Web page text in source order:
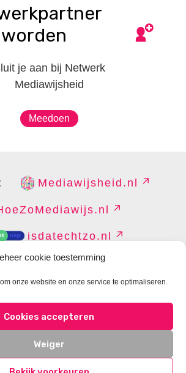
cookie toestemming
onze website en onze service te optimaliseren.
Cookies accepteren
Weiger
worden
je aan bij Netwerk
Mediawijsheid
Meedoen
Mediawijsheid.nl
isdatechtzo.nl
DISCLAIMER PRIVACY
COOKIES BEHEREN